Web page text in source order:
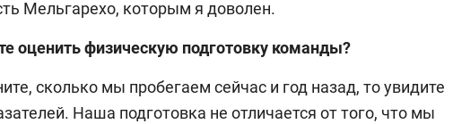
Мельгарехо, которым я доволен.
оценить физическую подготовку команды?
сколько мы пробегаем сейчас и год назад, то увидите
Наша подготовка не отличается от того, что мы